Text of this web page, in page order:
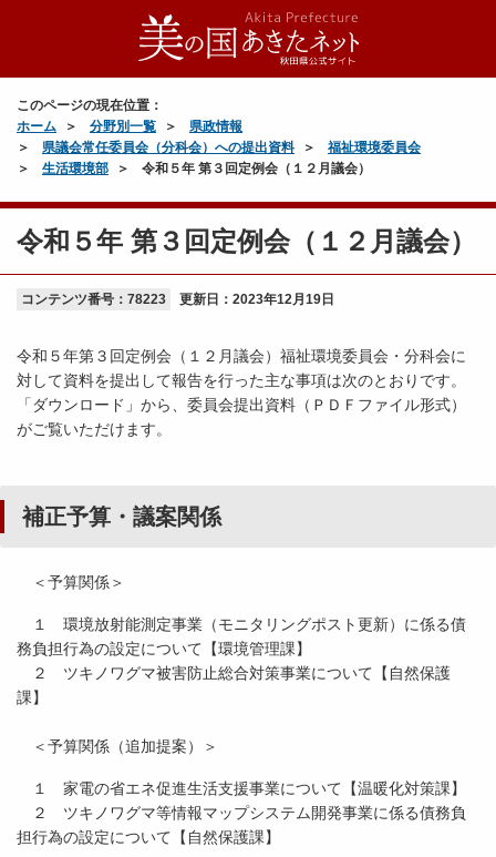
このページの現在位置：
ホーム
分野別一覧
県政情報
県議会常任委員会（分科会）への提出資料
福祉環境委員会
生活環境部
令和５年 第３回定例会（１２月議会）
令和５年 第３回定例会（１２月議会）
コンテンツ番号：78223 更新日： 2023年12月19日
令和５年第３回定例会（１２月議会）福祉環境委員会・分科会に
対して資料を提出して報告を行った主な事項は次のとおりです。
「ダウンロード」から、委員会提出資料（ＰＤＦファイル形式）
がご覧いただけます。
補正予算・議案関係
＜予算関係＞
１ 環境放射能測定事業（モニタリングポスト更新）に係る債
務負担行為の設定について【環境管理課】
２ ツキノワグマ被害防止総合対策事業について【自然保護
課】
＜予算関係（追加提案）＞
１ 家電の省エネ促進生活支援事業について【温暖化対策課】
２ ツキノワグマ等情報マップシステム開発事業に係る債務負
担行為の設定について【自然保護課】